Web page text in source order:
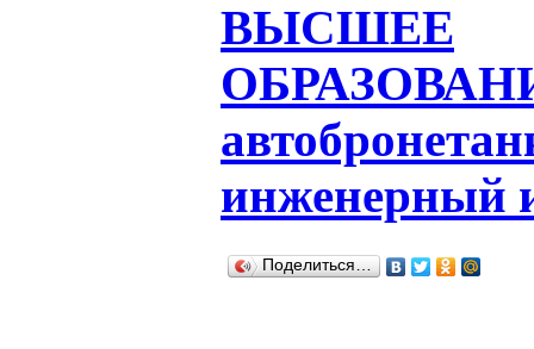
ВЫСШЕЕ
инженерный
Поделиться…